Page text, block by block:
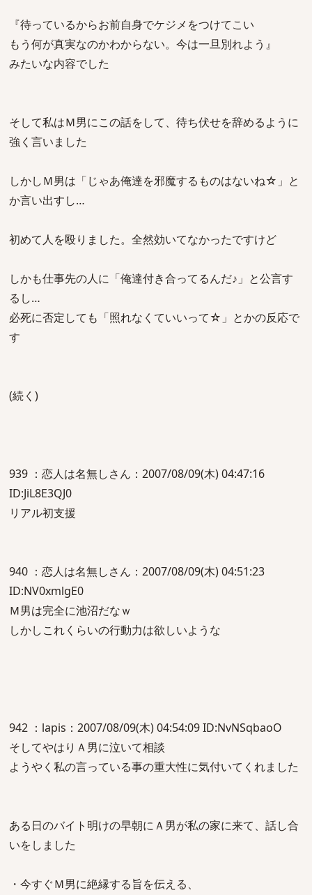
『待っているからお前自身でケジメをつけてこい
もう何が真実なのかわからない。今は一旦別れよう』
みたいな内容でした
そして私はＭ男にこの話をして、待ち伏せを辞めるように
強く言いました
しかしＭ男は「じゃあ俺達を邪魔するものはないね☆」と
か言い出すし…
初めて人を殴りました。全然効いてなかったですけど
しかも仕事先の人に「俺達付き合ってるんだ♪」と公言す
るし…
必死に否定しても「照れなくていいって☆」とかの反応で
す
(続く)
939 ：恋人は名無しさん：2007/08/09(木) 04:47:16
ID:JiL8E3QJ0
リアル初支援
940 ：恋人は名無しさん：2007/08/09(木) 04:51:23
ID:NV0xmlgE0
Ｍ男は完全に池沼だなｗ
しかしこれくらいの行動力は欲しいような
942 ：lapis：2007/08/09(木) 04:54:09 ID:NvNSqbaoO
そしてやはりＡ男に泣いて相談
ようやく私の言っている事の重大性に気付いてくれました
ある日のバイト明けの早朝にＡ男が私の家に来て、話し合
いをしました
・今すぐＭ男に絶縁する旨を伝える、